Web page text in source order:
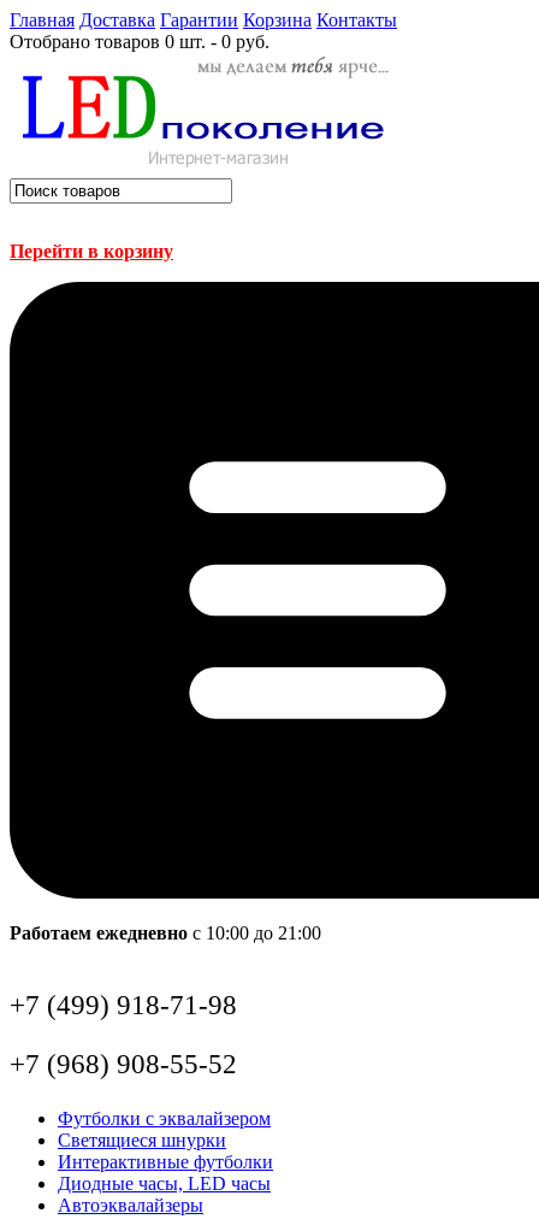
Главная Доставка Гарантии Корзина Контакты
Отобрано товаров 0 шт. - 0 руб.
Перейти в корзину
Работаем ежедневно с 10:00 до 21:00
+7 (499) 918-71-98
+7 (968) 908-55-52
Футболки с эквалайзером
Светящиеся шнурки
Интерактивные футболки
Диодные часы, LED часы
Автоэквалайзеры